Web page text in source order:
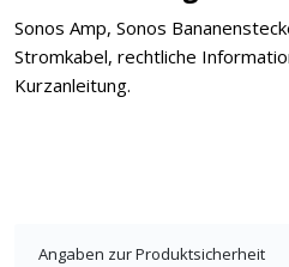
Sonos Amp, Sonos
Stromkabel, rechtliche
Kurzanleitung.
Angaben zur Produktsicherheit